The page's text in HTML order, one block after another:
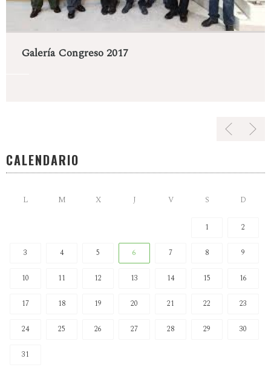
Galería Congreso 2017
CALENDARIO
L M X J V S D
1 2
3 4 5 6 7 8 9
10 11 12 13 14 15 16
17 18 19 20 21 22 23
24 25 26 27 28 29 30
31